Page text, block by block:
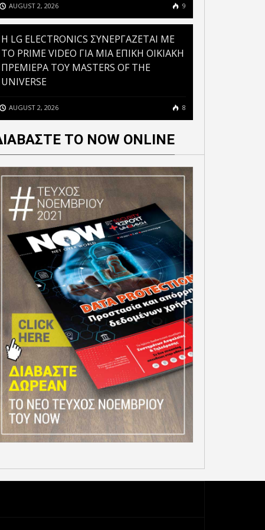
ΛΕΙΤΟΥΡΓΙΑ ΜΙΑ
ΚΑΙ
ΠΟΛΙΤΩΝ
ΚΑΙ ΕΠΙΧΕΙΡΗΣΕΩΝ
REVOLUT ΚΑΙ OPENAI
ΦΕΡΝΟΥΝ ΤΟ CHATGPT GO
ΣΕ ΕΚΑΤΟΜΜΥΡΙΑ ΠΕΛΑΤΕΣ
AUGUST 2, 2026 9
H LG ELECTRONICS ΣΥΝΕΡΓΑΖΕΤΑΙ ΜΕ
ΤΟ PRIME VIDEO ΓΙΑ ΜΙΑ ΕΠΙΚΗ ΟΙΚΙΑΚΗ
ΠΡΕΜΙΕΡΑ ΤΟΥ MASTERS OF THE
UNIVERSE
AUGUST 2, 2026 8
ΤΟ NOW ONLINE